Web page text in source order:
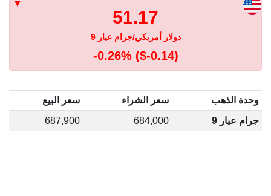
51.17
دولار أمريكي/جرام عيار 9
-0.26% ($-0.14)
وحدة الذهب سعر الشراء
سعر البيع
جرام عيار 9
684,000
687,900